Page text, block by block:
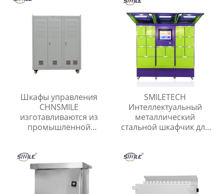
Шкафы управления
CHNSMILE
изготавливаются из
промышленной
и нержавеющей стали.
SMILETECH
Интеллектуальный
металлический
стальной шкафчик для
интеллектуальный
для хранения